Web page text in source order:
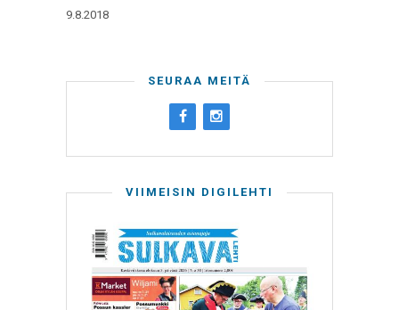
9.8.2018
SEURAA MEITÄ
VIIMEISIN DIGILEHTI